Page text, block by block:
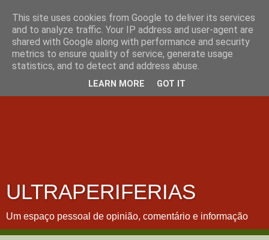
ULTRAPERIFERIAS
Um espaço pessoal de opinião, comentário e informação
This site uses cookies from Google to deliver its services
and to analyze traffic. Your IP address and user-agent are
shared with Google along with performance and security
metrics to ensure quality of service, generate usage
statistics, and to detect and address abuse.
LEARN MORE GOT IT